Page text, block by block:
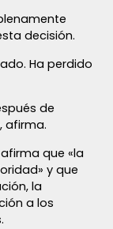
decisión.
Ha perdido
de
afirma.
que «la
y que
la
a los